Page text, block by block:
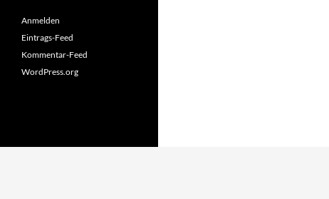
Anmelden
Eintrags-Feed
Kommentar-Feed
WordPress.org